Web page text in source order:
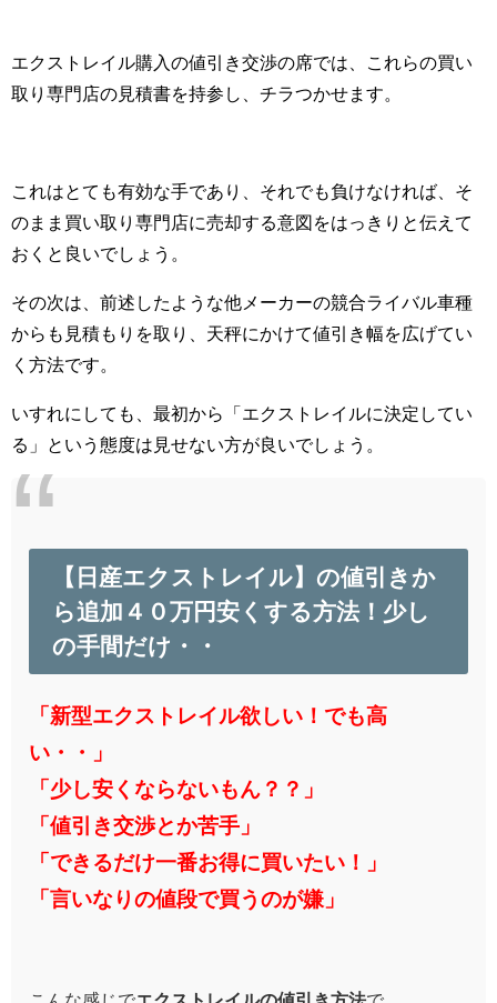
エクストレイル購入の値引き交渉の席では、これらの買い
取り専門店の見積書を持参し、チラつかせます。
これはとても有効な手であり、それでも負けなければ、そ
のまま買い取り専門店に売却する意図をはっきりと伝えて
おくと良いでしょう。
その次は、前述したような他メーカーの競合ライバル車種
からも見積もりを取り、天秤にかけて値引き幅を広げてい
く方法です。
いすれにしても、最初から「エクストレイルに決定してい
る」という態度は見せない方が良いでしょう。
【日産エクストレイル】の値引きか
ら追加４０万円安くする方法！少し
の手間だけ・・
「新型エクストレイル欲しい！でも高
い・・」
「少し安くならないもん？？」
「値引き交渉とか苦手」
「できるだけ一番お得に買いたい！」
「言いなりの値段で買うのが嫌」